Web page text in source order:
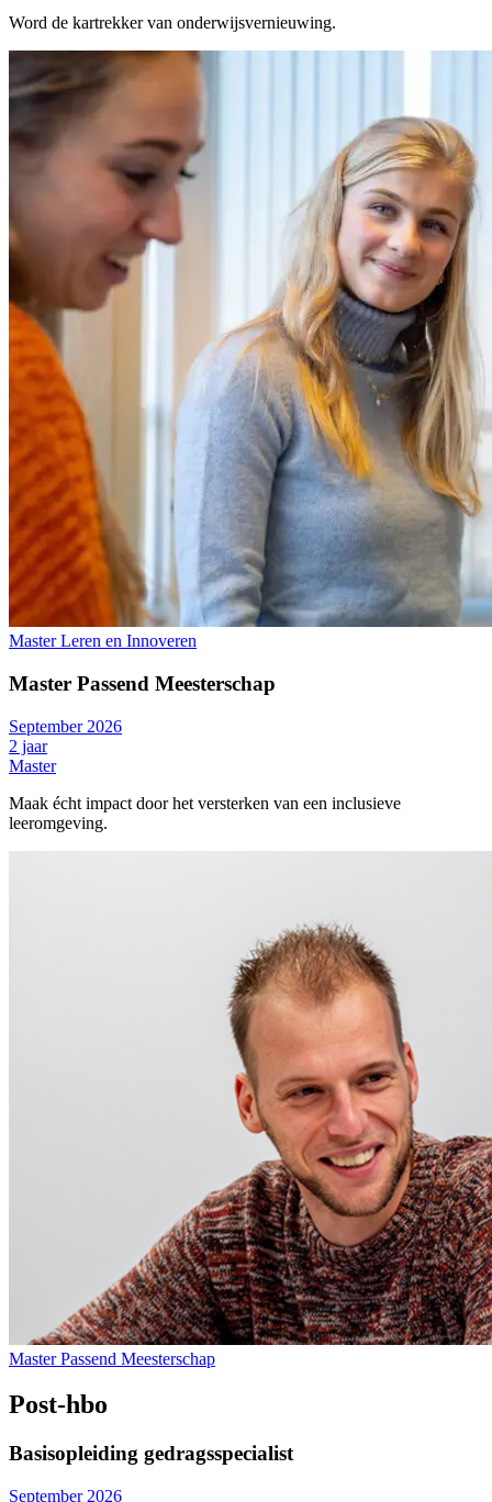
Word de kartrekker van onderwijsvernieuwing.
Master Leren en Innoveren
Master Passend Meesterschap
September 2026
2 jaar
Master
Maak écht impact door het versterken van een inclusieve
leeromgeving.
Master Passend Meesterschap
Post-hbo
Basisopleiding gedragsspecialist
September 2026